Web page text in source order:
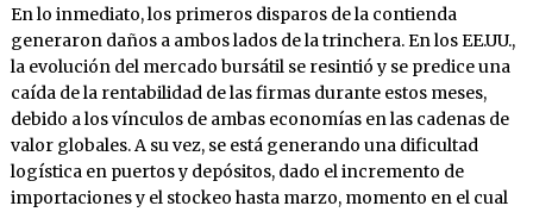
En lo inmediato, los primeros disparos de la contienda
generaron daños a ambos lados de la trinchera. En los EE.UU.,
la evolución del mercado bursátil se resintió y se predice una
caída de la rentabilidad de las firmas durante estos meses,
debido a los vínculos de ambas economías en las cadenas de
valor globales. A su vez, se está generando una dificultad
logística en puertos y depósitos, dado el incremento de
importaciones y el stockeo hasta marzo, momento en el cual